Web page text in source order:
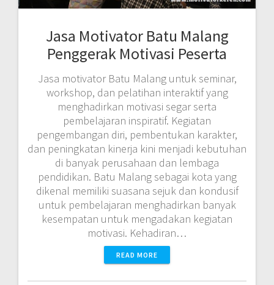
Jasa Motivator Batu Malang
Penggerak Motivasi Peserta
Jasa motivator Batu Malang untuk seminar,
workshop, dan pelatihan interaktif yang
menghadirkan motivasi segar serta
pembelajaran inspiratif. Kegiatan
pengembangan diri, pembentukan karakter,
dan peningkatan kinerja kini menjadi kebutuhan
di banyak perusahaan dan lembaga
pendidikan. Batu Malang sebagai kota yang
dikenal memiliki suasana sejuk dan kondusif
untuk pembelajaran menghadirkan banyak
kesempatan untuk mengadakan kegiatan
motivasi. Kehadiran…
READ MORE